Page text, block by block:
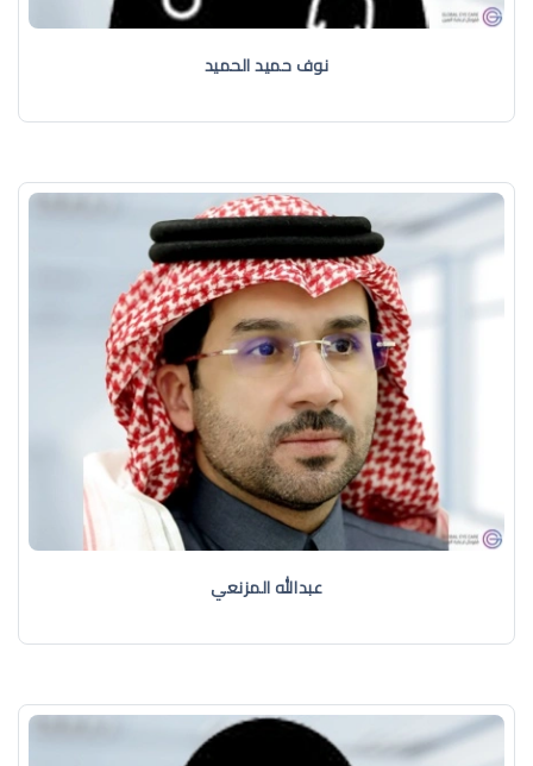
نوف حميد الحميد
عبدالله المزنعي